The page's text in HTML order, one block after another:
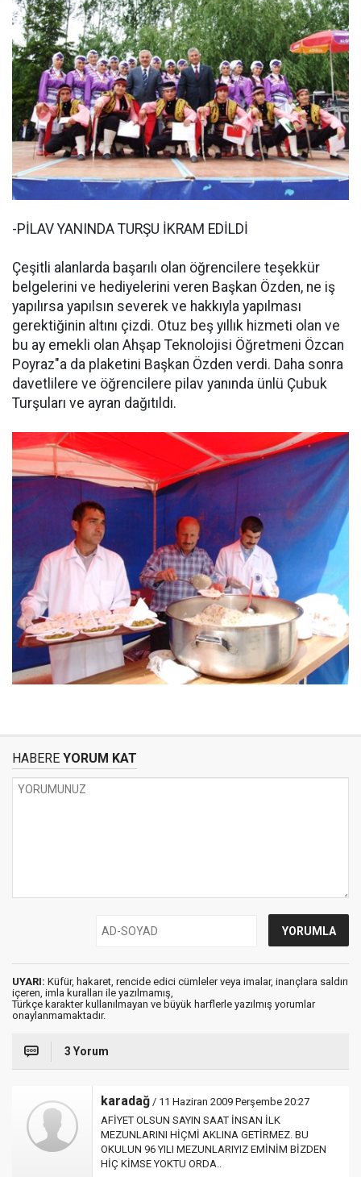
-PİLAV YANINDA TURŞU İKRAM EDİLDİ
Çeşitli alanlarda başarılı olan öğrencilere teşekkür
belgelerini ve hediyelerini veren Başkan Özden, ne iş
yapılırsa yapılsın severek ve hakkıyla yapılması
gerektiğinin altını çizdi. Otuz beş yıllık hizmeti olan ve
bu ay emekli olan Ahşap Teknolojisi Öğretmeni Özcan
Poyraz"a da plaketini Başkan Özden verdi. Daha sonra
davetlilere ve öğrencilere pilav yanında ünlü Çubuk
Turşuları ve ayran dağıtıldı.
HABERE YORUM KAT
UYARI: Küfür, hakaret, rencide edici cümleler veya imalar, inançlara saldırı
içeren, imla kuralları ile yazılmamış,
Türkçe karakter kullanılmayan ve büyük harflerle yazılmış yorumlar
onaylanmamaktadır.
3 Yorum
karadağ / 11 Haziran 2009 Perşembe 20:27
AFİYET OLSUN SAYIN SAAT İNSAN İLK
MEZUNLARINI HİÇMİ AKLINA GETİRMEZ. BU
OKULUN 96 YILI MEZUNLARIYIZ EMİNİM BİZDEN
HİÇ KİMSE YOKTU ORDA..